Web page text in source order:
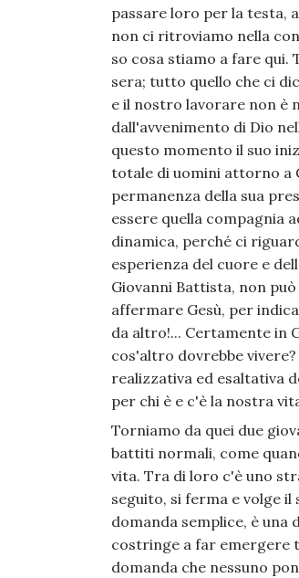
passare loro per la testa,
non ci ritroviamo nella
so cosa stiamo a fare qui.
sera; tutto quello che ci
e il nostro lavorare non è
dall'avvenimento di Dio
questo momento il suo
totale di uomini attorno a
permanenza della sua
essere quella compagnia
dinamica, perché ci
esperienza del cuore e
Giovanni Battista, non
affermare Gesù, per
da altro!... Certamente in
cos'altro dovrebbe
realizzativa ed esaltativa
per chi è e c'è la nostra
Torniamo da quei due
battiti normali, come
vita. Tra di loro c'è uno
seguito, si ferma e volge il
domanda semplice, è una
costringe a far emergere
domanda che nessuno